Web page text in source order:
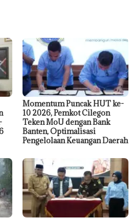
Momentum Puncak HUT ke-
10 2026, Pemkot Cilegon
Teken MoU dengan Bank
Banten, Optimalisasi
Pengelolaan Keuangan Daerah